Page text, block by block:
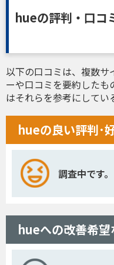
hueの評判・口コ
以下の口コミは、複数サ
ーや口コミを要約したも
はそれらを参考にしてい
hueの良い評判･
調査中です。
hueへの改善希